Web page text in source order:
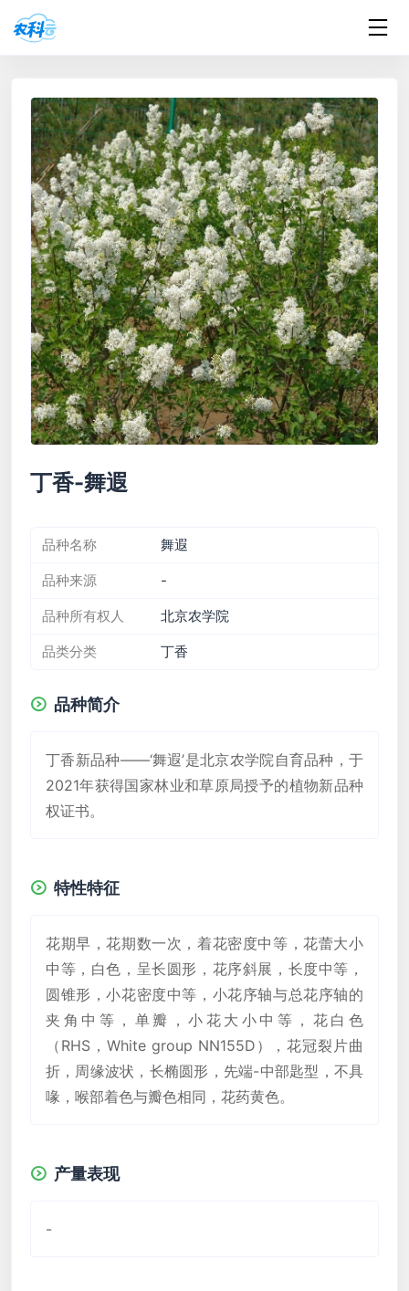
丁香-舞遐
品种名称 舞遐
品种来源 -
品种所有权人 北京农学院
品类分类 丁香
品种简介
丁香新品种——‘舞遐’是北京农学院自育品种，于
2021年获得国家林业和草原局授予的植物新品种
权证书。
特性特征
花期早，花期数一次，着花密度中等，花蕾大小
中等，白色，呈长圆形，花序斜展，长度中等，
圆锥形，小花密度中等，小花序轴与总花序轴的
夹角中等，单瓣，小花大小中等，花白色
（RHS，White group NN155D），花冠裂片曲
折，周缘波状，长椭圆形，先端-中部匙型，不具
喙，喉部着色与瓣色相同，花药黄色。
产量表现
-